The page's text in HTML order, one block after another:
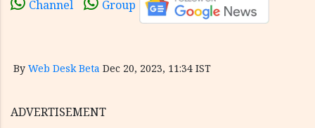
Channel Group
By Web Desk Beta Dec 20, 2023, 11:34 IST
ADVERTISEMENT